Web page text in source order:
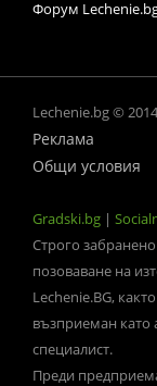
Форум
Lechenie.bg ©
Реклама
Общи условия
Gradski.bg |
Строго
позоваване на
Lechenie.BG,
възприеман като
специалист.
Преди